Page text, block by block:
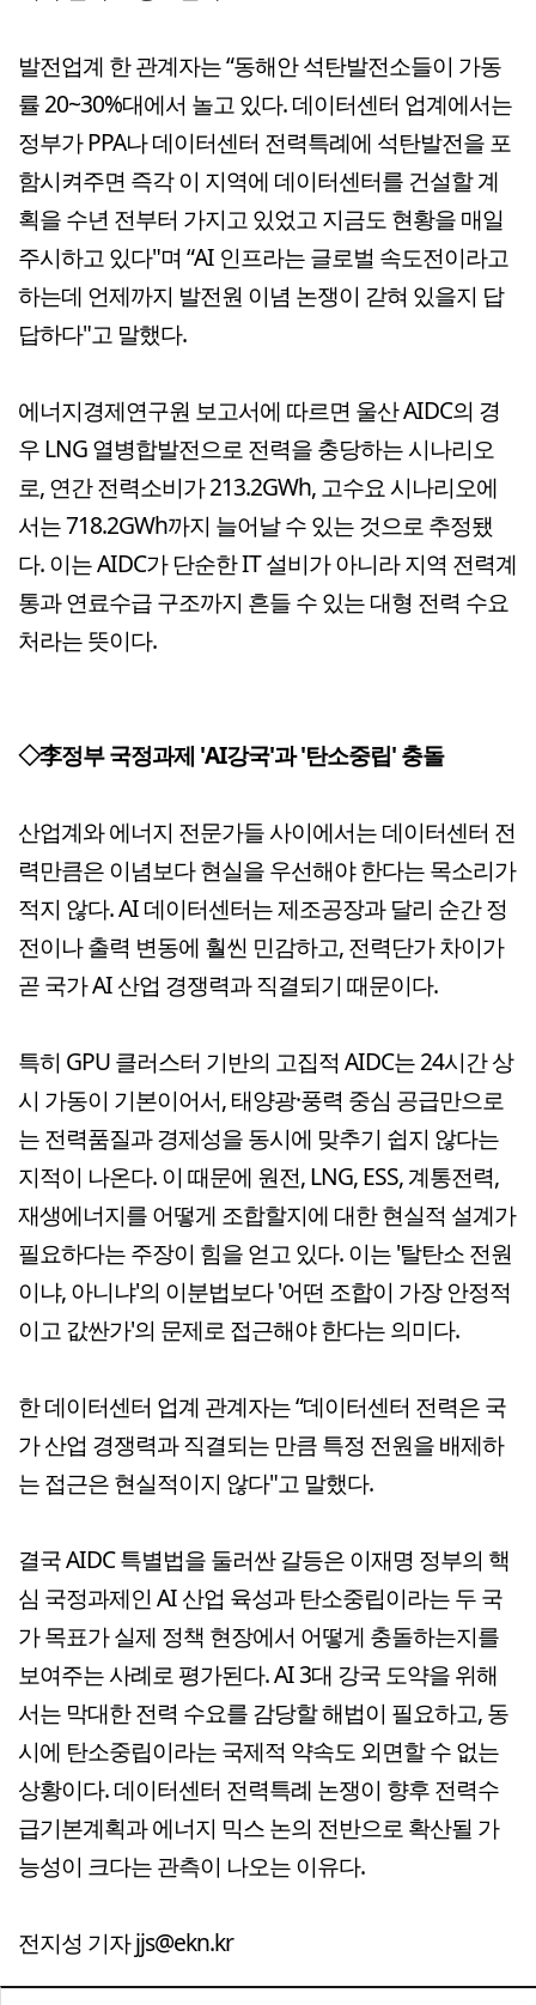
발전업계 한 관계자는 “동해안 석탄발전소들이 가동
률 20~30%대에서 놀고 있다. 데이터센터 업계에서는
정부가 PPA나 데이터센터 전력특례에 석탄발전을 포
함시켜주면 즉각 이 지역에 데이터센터를 건설할 계
획을 수년 전부터 가지고 있었고 지금도 현황을 매일
주시하고 있다"며 “AI 인프라는 글로벌 속도전이라고
하는데 언제까지 발전원 이념 논쟁이 갇혀 있을지 답
답하다"고 말했다.
에너지경제연구원 보고서에 따르면 울산 AIDC의 경
우 LNG 열병합발전으로 전력을 충당하는 시나리오
로, 연간 전력소비가 213.2GWh, 고수요 시나리오에
서는 718.2GWh까지 늘어날 수 있는 것으로 추정됐
다. 이는 AIDC가 단순한 IT 설비가 아니라 지역 전력계
통과 연료수급 구조까지 흔들 수 있는 대형 전력 수요
처라는 뜻이다.
◇李정부 국정과제 'AI강국'과 '탄소중립' 충돌
산업계와 에너지 전문가들 사이에서는 데이터센터 전
력만큼은 이념보다 현실을 우선해야 한다는 목소리가
적지 않다. AI 데이터센터는 제조공장과 달리 순간 정
전이나 출력 변동에 훨씬 민감하고, 전력단가 차이가
곧 국가 AI 산업 경쟁력과 직결되기 때문이다.
특히 GPU 클러스터 기반의 고집적 AIDC는 24시간 상
시 가동이 기본이어서, 태양광·풍력 중심 공급만으로
는 전력품질과 경제성을 동시에 맞추기 쉽지 않다는
지적이 나온다. 이 때문에 원전, LNG, ESS, 계통전력,
재생에너지를 어떻게 조합할지에 대한 현실적 설계가
필요하다는 주장이 힘을 얻고 있다. 이는 '탈탄소 전원
이냐, 아니냐'의 이분법보다 '어떤 조합이 가장 안정적
이고 값싼가'의 문제로 접근해야 한다는 의미다.
한 데이터센터 업계 관계자는 “데이터센터 전력은 국
가 산업 경쟁력과 직결되는 만큼 특정 전원을 배제하
는 접근은 현실적이지 않다"고 말했다.
결국 AIDC 특별법을 둘러싼 갈등은 이재명 정부의 핵
심 국정과제인 AI 산업 육성과 탄소중립이라는 두 국
가 목표가 실제 정책 현장에서 어떻게 충돌하는지를
보여주는 사례로 평가된다. AI 3대 강국 도약을 위해
서는 막대한 전력 수요를 감당할 해법이 필요하고, 동
시에 탄소중립이라는 국제적 약속도 외면할 수 없는
상황이다. 데이터센터 전력특례 논쟁이 향후 전력수
급기본계획과 에너지 믹스 논의 전반으로 확산될 가
능성이 크다는 관측이 나오는 이유다.
전지성 기자 jjs@ekn.kr